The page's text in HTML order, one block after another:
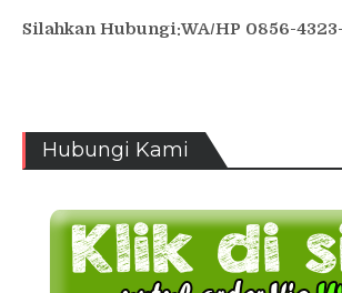
Silahkan Hubungi:WA/HP 0856-
Hubungi Kami